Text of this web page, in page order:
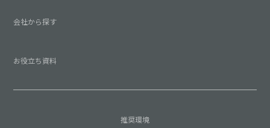
会社から探す
お役立ち資料
推奨環境